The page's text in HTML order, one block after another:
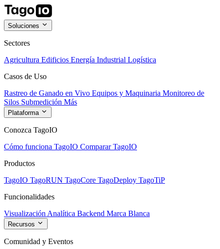
Soluciones
Sectores
Agricultura Edificios Energía Industrial Logística
Casos de Uso
Rastreo de Ganado en Vivo Equipos y Maquinaria Monitoreo de
Silos Submedición Más
Plataforma
Conozca TagoIO
Cómo funciona TagoIO Comparar TagoIO
Productos
TagoIO TagoRUN TagoCore TagoDeploy TagoTiP
Funcionalidades
Visualización Analítica Backend Marca Blanca
Recursos
Comunidad y Eventos